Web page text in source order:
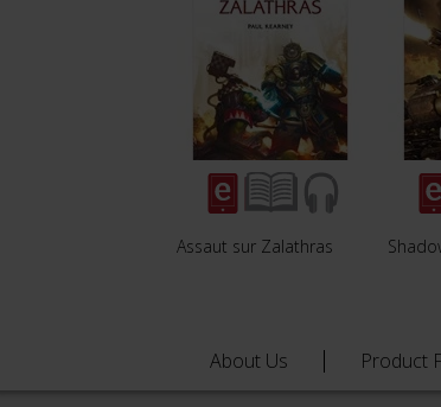
Assaut sur Zalathras
About Us Product